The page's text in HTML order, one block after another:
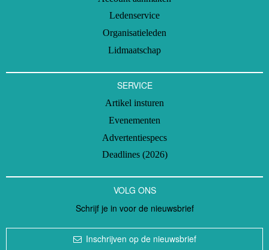
Ledenservice
Organisatieleden
Lidmaatschap
SERVICE
Artikel insturen
Evenementen
Advertentiespecs
Deadlines (2026)
VOLG ONS
Schrijf je in voor de nieuwsbrief
Inschrijven op de nieuwsbrief